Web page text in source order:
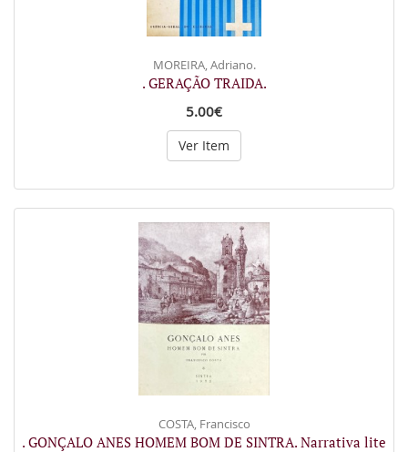
MOREIRA, Adriano.
. GERAÇÃO TRAIDA.
5.00€
Ver Item
COSTA, Francisco
. GONÇALO ANES HOMEM BOM DE SINTRA. Narrativa lite